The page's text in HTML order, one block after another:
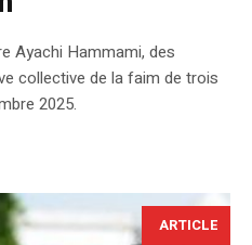
Ayachi Hammami, des
collective de la faim de trois
2025.
ARTICLE